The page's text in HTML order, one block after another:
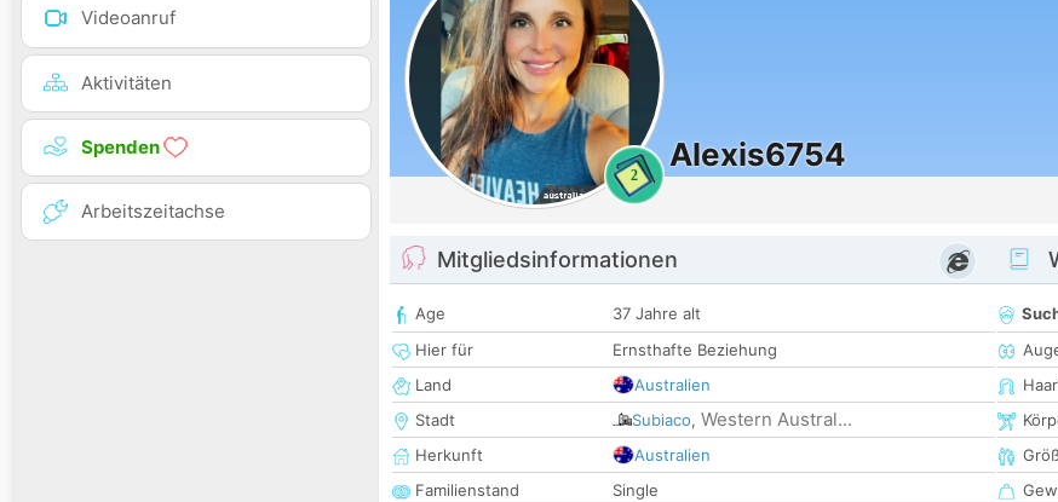
Videoanruf
Aktivitäten
Spenden
Arbeitszeitachse
2
Alexis6754
Mitgliedsinformationen
Age
37 Jahre alt
Hier für
Ernsthafte Beziehung
Land
Australien
Stadt
Subiaco, Western Austral...
Herkunft
Australien
Familienstand
Single